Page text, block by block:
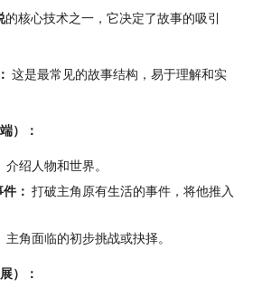
的核心技术之一，它决定了故事的吸引
这是最常见的故事结构，易于理解和实
）：
介绍人物和世界。
： 打破主角原有生活的事件，将他推入
主角面临的初步挑战或抉择。
）：